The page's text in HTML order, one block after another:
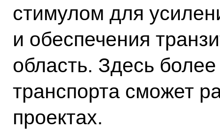
стимулом для
и обеспечения
область. Здесь
транспорта сможет
проектах.